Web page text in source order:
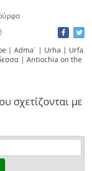
| Admaʾ | Urha | Urfa
| Antiochia on the
σχετίζονται με